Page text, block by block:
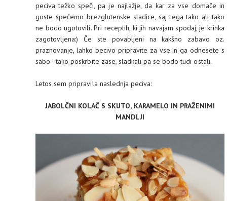
peciva težko speči, pa je najlažje, da kar za vse domače in
goste spečemo brezglutenske sladice, saj tega tako ali tako
ne bodo ugotovili. Pri receptih, ki jih navajam spodaj, je krinka
zagotovljena:) Če ste povabljeni na kakšno zabavo oz.
praznovanje, lahko pecivo pripravite za vse in ga odnesete s
sabo - tako poskrbite zase, sladkali pa se bodo tudi ostali.
Letos sem pripravila naslednja peciva:
JABOLČNI KOLAČ S SKUTO, KARAMELO IN PRAŽENIMI
MANDLJI